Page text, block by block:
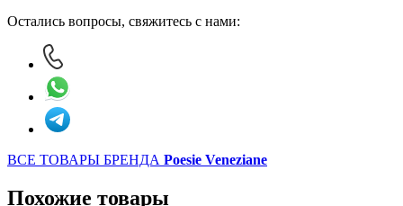
Остались вопросы, свяжитесь с нами:
ВСЕ ТОВАРЫ БРЕНДА Poesie Veneziane
Похожие товары